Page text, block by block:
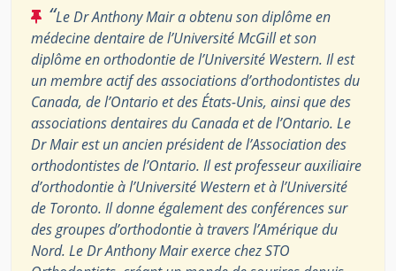
“Le Dr Anthony Mair a obtenu son diplôme en
médecine dentaire de l’Université McGill et son
diplôme en orthodontie de l’Université Western. Il est
un membre actif des associations d’orthodontistes du
Canada, de l’Ontario et des États-Unis, ainsi que des
associations dentaires du Canada et de l’Ontario. Le
Dr Mair est un ancien président de l’Association des
orthodontistes de l’Ontario. Il est professeur auxiliaire
d’orthodontie à l’Université Western et à l’Université
de Toronto. Il donne également des conférences sur
des groupes d’orthodontie à travers l’Amérique du
Nord. Le Dr Anthony Mair exerce chez STO